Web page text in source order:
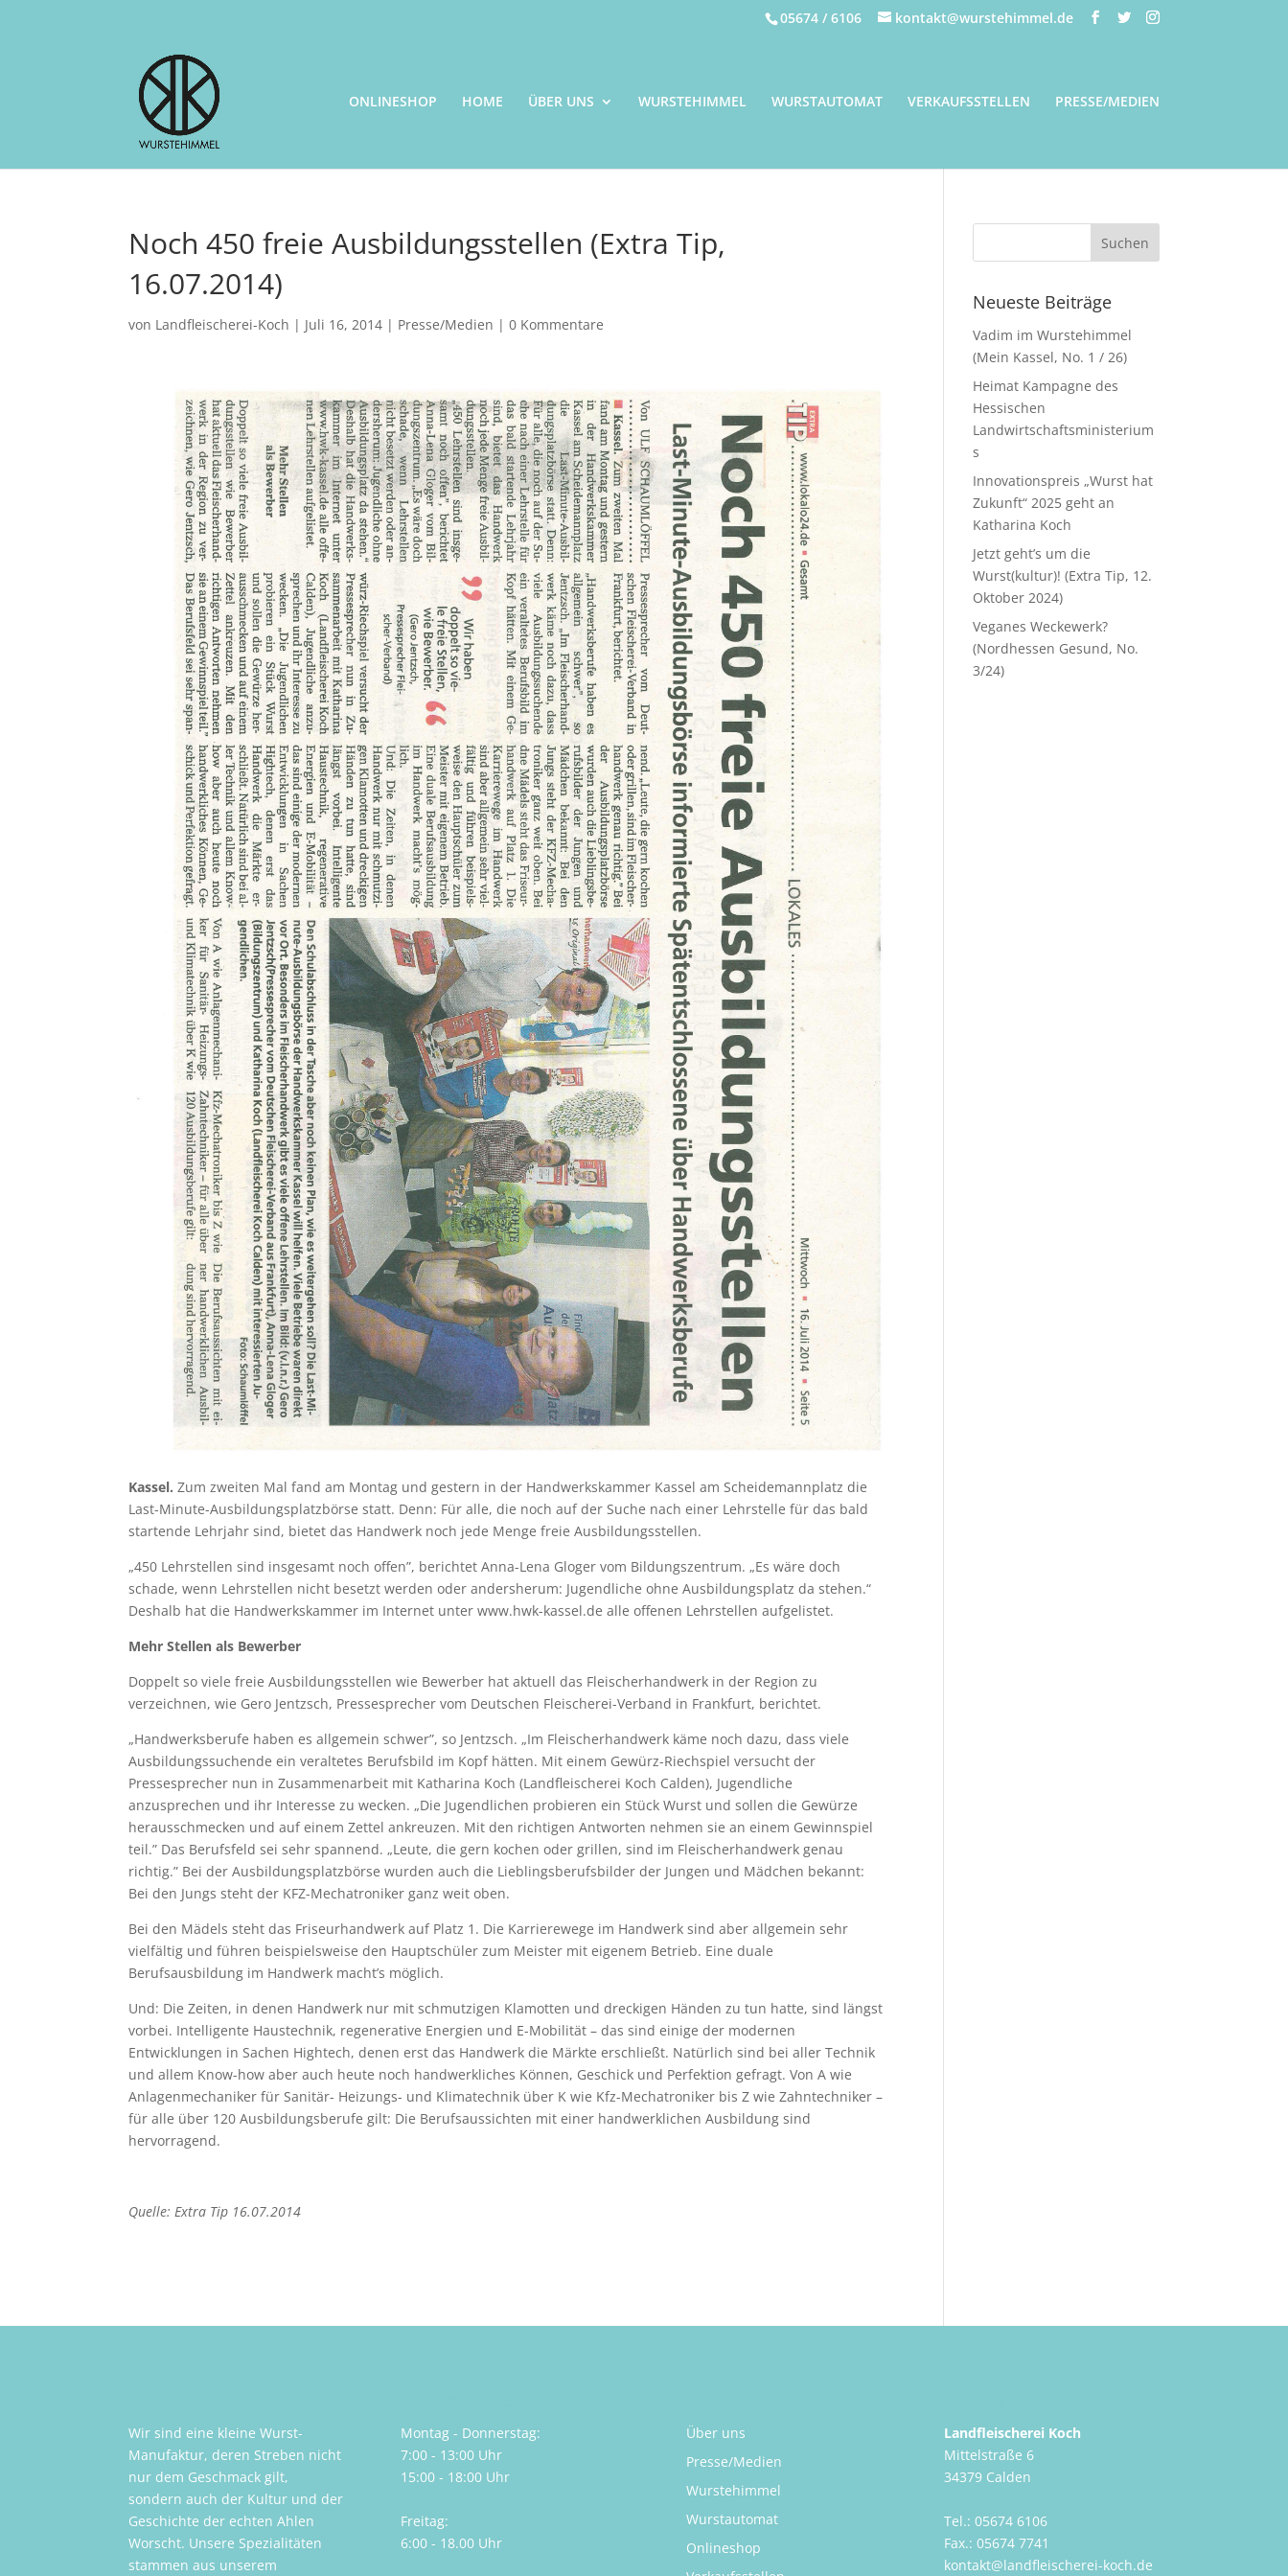
05674 / 6106 kontakt@wurstehimmel.de
ONLINESHOP HOME ÜBER UNS WURSTEHIMMEL WURSTAUTOMAT VERKAUFSSTELLEN PRESSE/MEDIEN
Noch 450 freie Ausbildungsstellen (Extra Tip,
16.07.2014)
von Landfleischerei-Koch | Juli 16, 2014 | Presse/Medien |0 Kommentare
Kassel. Zum zweiten Mal fand am Montag und gestern in der Handwerkskammer Kassel am Scheidemannplatz die
Last-Minute-Ausbildungsplatzbörse statt. Denn: Für alle, die noch auf der Suche nach einer Lehrstelle für das bald
startende Lehrjahr sind, bietet das Handwerk noch jede Menge freie Ausbildungsstellen.
„450 Lehrstellen sind insgesamt noch offen”, berichtet Anna-Lena Gloger vom Bildungszentrum. „Es wäre doch
schade, wenn Lehrstellen nicht besetzt werden oder andersherum: Jugendliche ohne Ausbildungsplatz da stehen.“
Deshalb hat die Handwerkskammer im Internet unter www.hwk-kassel.de alle offenen Lehrstellen aufgelistet.
Mehr Stellen als Bewerber
Doppelt so viele freie Ausbildungsstellen wie Bewerber hat aktuell das Fleischerhandwerk in der Region zu
verzeichnen, wie Gero Jentzsch, Pressesprecher vom Deutschen Fleischerei-Verband in Frankfurt, berichtet.
„Handwerksberufe haben es allgemein schwer”, so Jentzsch. „Im Fleischerhandwerk käme noch dazu, dass viele
Ausbildungssuchende ein veraltetes Berufsbild im Kopf hätten. Mit einem Gewürz-Riechspiel versucht der
Pressesprecher nun in Zusammenarbeit mit Katharina Koch (Landfleischerei Koch Calden), Jugendliche
anzusprechen und ihr Interesse zu wecken. „Die Jugendlichen probieren ein Stück Wurst und sollen die Gewürze
herausschmecken und auf einem Zettel ankreuzen. Mit den richtigen Antworten nehmen sie an einem Gewinnspiel
teil.” Das Berufsfeld sei sehr spannend. „Leute, die gern kochen oder grillen, sind im Fleischerhandwerk genau
richtig.” Bei der Ausbildungsplatzbörse wurden auch die Lieblingsberufsbilder der Jungen und Mädchen bekannt:
Bei den Jungs steht der KFZ-Mechatroniker ganz weit oben.
Bei den Mädels steht das Friseurhandwerk auf Platz 1. Die Karrierewege im Handwerk sind aber allgemein sehr
vielfältig und führen beispielsweise den Hauptschüler zum Meister mit eigenem Betrieb. Eine duale
Berufsausbildung im Handwerk macht’s möglich.
Und: Die Zeiten, in denen Handwerk nur mit schmutzigen Klamotten und dreckigen Händen zu tun hatte, sind längst
vorbei. Intelligente Haustechnik, regenerative Energien und E-Mobilität – das sind einige der modernen
Entwicklungen in Sachen Hightech, denen erst das Handwerk die Märkte erschließt. Natürlich sind bei aller Technik
und allem Know-how aber auch heute noch handwerkliches Können, Geschick und Perfektion gefragt. Von A wie
Anlagenmechaniker für Sanitär- Heizungs- und Klimatechnik über K wie Kfz-Mechatroniker bis Z wie Zahntechniker –
für alle über 120 Ausbildungsberufe gilt: Die Berufsaussichten mit einer handwerklichen Ausbildung sind
hervorragend.
Quelle: Extra Tip 16.07.2014
Neueste Beiträge
Vadim im Wurstehimmel
(Mein Kassel, No. 1 / 26)
Heimat Kampagne des
Hessischen
Landwirtschaftsministerium
s
Innovationspreis „Wurst hat
Zukunft“ 2025 geht an
Katharina Koch
Jetzt geht’s um die
Wurst(kultur)! (Extra Tip, 12.
Oktober 2024)
Veganes Weckewerk?
(Nordhessen Gesund, No.
3/24)
Wir sind eine kleine Wurst-
Manufaktur, deren Streben nicht
nur dem Geschmack gilt,
sondern auch der Kultur und der
Geschichte der echten Ahlen
Worscht. Unsere Spezialitäten
stammen aus unserem
Montag - Donnerstag:
7:00 - 13:00 Uhr
15:00 - 18:00 Uhr
Freitag:
6:00 - 18.00 Uhr
Über uns
Presse/Medien
Wurstehimmel
Wurstautomat
Onlineshop
Landfleischerei Koch
Mittelstraße 6
34379 Calden
Tel.: 05674 6106
Fax.: 05674 7741
kontakt@landfleischerei-koch.de